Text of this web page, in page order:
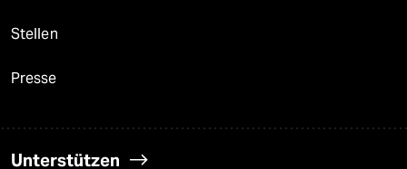
Stellen
Presse
Unterstützen